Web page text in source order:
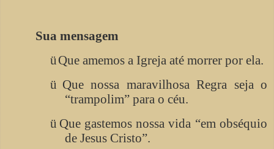
Sua mensagem
üQue amemos a Igreja até morrer por ela.
ü Que nossa maravilhosa Regra seja o
“trampolim” para o céu.
ü Que gastemos nossa vida “em obséquio
de Jesus Cristo”.